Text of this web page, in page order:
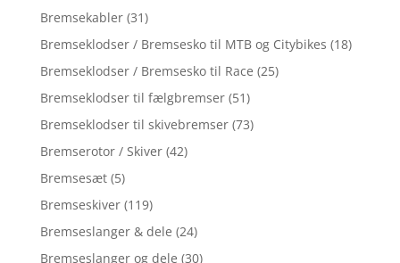
Bremsekabler (31)
Bremseklodser / Bremsesko til MTB og Citybikes (18)
Bremseklodser / Bremsesko til Race (25)
Bremseklodser til fælgbremser (51)
Bremseklodser til skivebremser (73)
Bremserotor / Skiver (42)
Bremsesæt (5)
Bremseskiver (119)
Bremseslanger & dele (24)
Bremseslanger og dele (30)